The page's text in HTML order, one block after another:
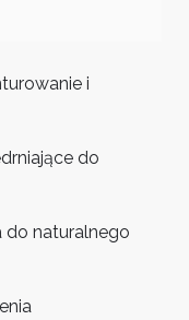
i
do
do naturalnego